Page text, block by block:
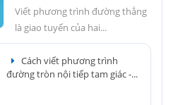
Viết phương trình đường thẳng
là giao tuyến của hai...
Cách viết phương trình
đường tròn nội tiếp tam giác -...